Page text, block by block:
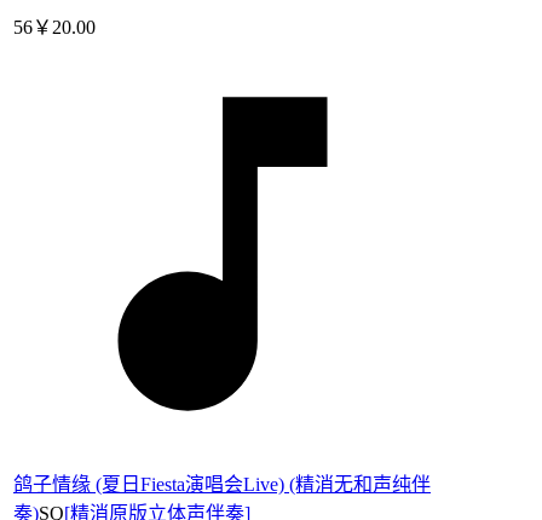
56￥20.00
鸽子情缘 (夏日Fiesta演唱会Live) (精消无和声纯伴
奏)SQ[精消原版立体声伴奏]